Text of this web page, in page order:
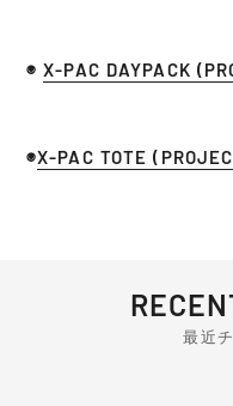
◉X-PAC DAYPACK
◉X-PAC TOTE
最近